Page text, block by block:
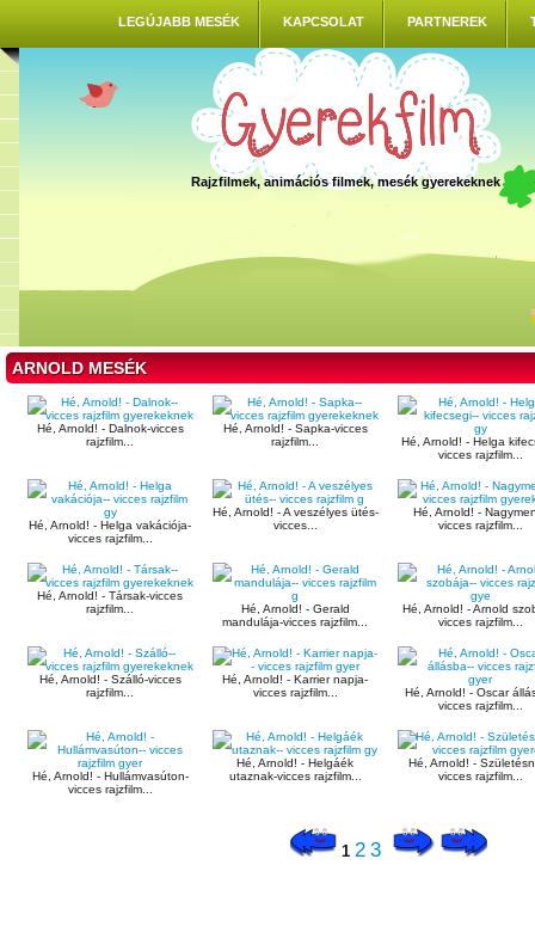
LEGÚJABB MESÉK KAPCSOLAT PARTNEREK
Rajzfilmek, animációs filmek, mesék gyerekeknek
ARNOLD MESÉK
Hé, Arnold! - Dalnok-vicces
rajzfilm...
Hé, Arnold! - Sapka-vicces
rajzfilm...
Hé, Arnold! - Helga
vicces rajzfilm...
Hé, Arnold! - Helga vakációja-
vicces rajzfilm...
Hé, Arnold! - A veszélyes ütés-
vicces...
Hé, Arnold! -
vicces rajzfilm...
Hé, Arnold! - Társak-vicces
rajzfilm...
Hé, Arnold! - Gerald
mandulája-vicces rajzfilm...
Hé, Arnold! - Arnold
vicces rajzfilm...
Hé, Arnold! - Szálló-vicces
rajzfilm...
Hé, Arnold! - Karrier napja-
vicces rajzfilm...
Hé, Arnold! - Oscar
vicces rajzfilm...
Hé, Arnold! - Hullámvasúton-
vicces rajzfilm...
Hé, Arnold! - Helgáék
utaznak-vicces rajzfilm...
Hé, Arnold! -
vicces rajzfilm...
1 2 3